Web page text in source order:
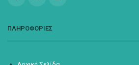
ΠΛΗΡΟΦΟΡΙΕΣ